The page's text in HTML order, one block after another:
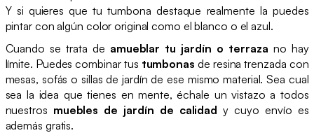
Y si quieres que tu tumbona destaque realmente la puedes
pintar con algún color original como el blanco o el azul.
Cuando se trata de amueblar tu jardín o terraza no hay
límite. Puedes combinar tus tumbonas de resina trenzada con
mesas, sofás o sillas de jardín de ese mismo material. Sea cual
sea la idea que tienes en mente, échale un vistazo a todos
nuestros muebles de jardín de calidad y cuyo envío es
además gratis.